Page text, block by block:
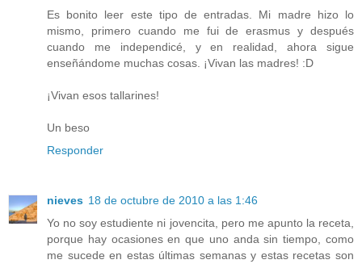
Es bonito leer este tipo de entradas. Mi madre hizo lo
mismo, primero cuando me fui de erasmus y después
cuando me independicé, y en realidad, ahora sigue
enseñándome muchas cosas. ¡Vivan las madres! :D
¡Vivan esos tallarines!
Un beso
Responder
nieves 18 de octubre de 2010 a las 1:46
Yo no soy estudiente ni jovencita, pero me apunto la receta,
porque hay ocasiones en que uno anda sin tiempo, como
me sucede en estas últimas semanas y estas recetas son